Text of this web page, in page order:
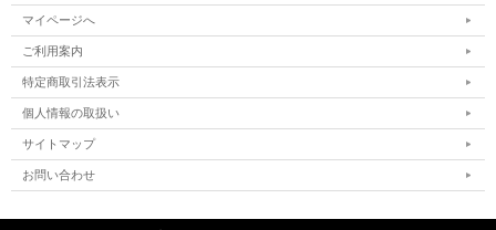
志願し、ドイツ語通訳として従軍。1946年、丸山眞男らとともに『思想の科学』
創刊（1996年休刊）。京都大学助教授、東京工業大学助教授、同志社大学教授を
歴任。60年安保改定に反対、市民グループ「声なき声の会」をつくる。1970年、
警官隊導入に反対して同志社大学教授を辞任。また1965年には小田実らとともに
「ベ平連」をつくる。2004年、小田実・大江健三郎・加藤周一らとともに呼びか
け人となり「九条の会」を発足。
2015年7月20日歿。
著書に『鶴見俊輔集』（全12巻・続巻5、筑摩書房）、『鶴見俊輔座談』（全10
巻、晶文社）、詩集『もうろくの春』（編集工房〈ＳＵＲＥ〉）ほか多数。
マイページへ
ご利用案内
特定商取引法表示
個人情報の取扱い
サイトマップ
お問い合わせ